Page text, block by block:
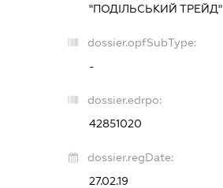
"ПОДІЛЬСЬКИЙ ТРЕЙД"
dossier.opfSubType:
-
dossier.edrpo:
42851020
dossier.regDate:
27.02.19